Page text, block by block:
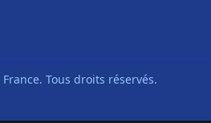
Tous droits réservés.